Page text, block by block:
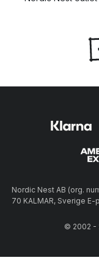
Nordic Nest AB (org.
70 KALMAR, Sverige
© 2002 -